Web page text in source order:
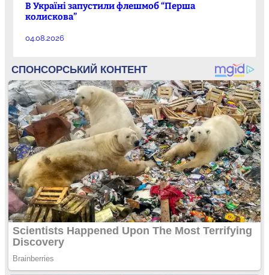
В Україні запустили флешмоб “Перша
колискова”
04.08.2026